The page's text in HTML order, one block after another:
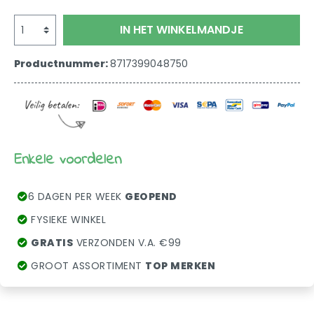
IN HET WINKELMANDJE
Productnummer:8717399048750
Enkele voordelen
6 DAGEN PER WEEK GEOPEND
FYSIEKE WINKEL
GRATIS VERZONDEN V.A. €99
GROOT ASSORTIMENT TOP MERKEN